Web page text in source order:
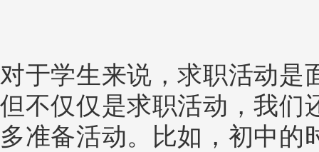
对于学生来说，求职活动是
但不仅仅是求职活动，我们
多准备活动。比如，初中的